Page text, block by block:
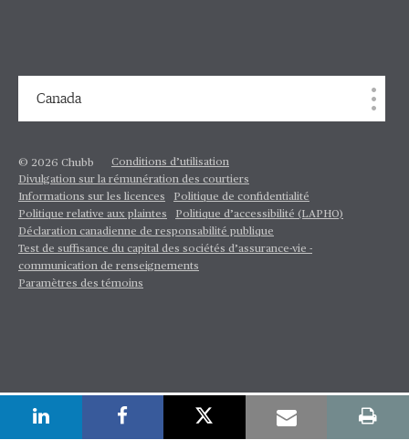
Canada
© 2026 Chubb
Conditions d’utilisation
Divulgation sur la rémunération des courtiers
Informations sur les licences
Politique de confidentialité
Politique relative aux plaintes
Politique d’accessibilité (LAPHO)
Déclaration canadienne de responsabilité publique
Test de suffisance du capital des sociétés d’assurance-vie -
communication de renseignements
Paramètres des témoins